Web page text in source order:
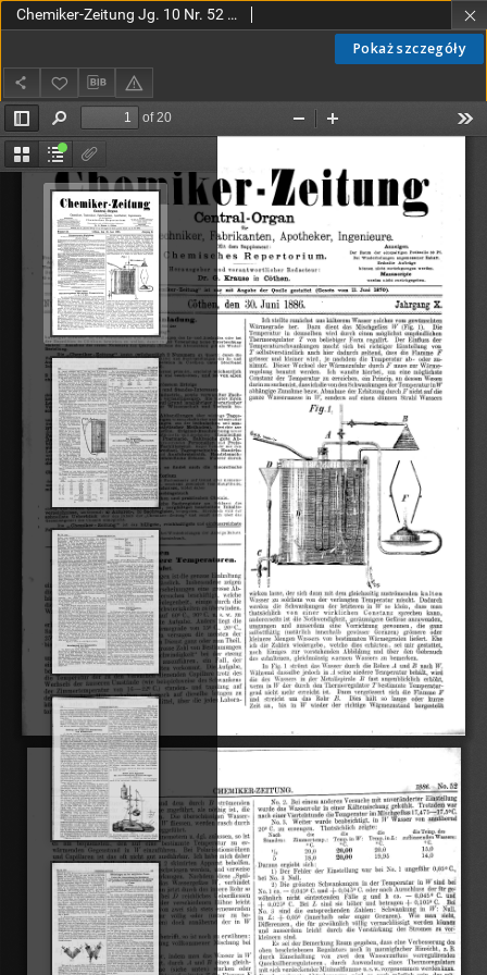
Pokaż szczegóły
Chemiker-Zeitung Jg. 10 Nr. 52 (1886)